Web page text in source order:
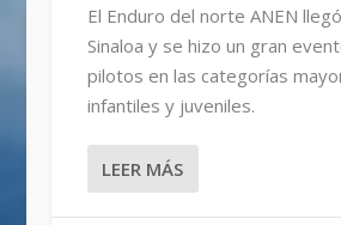
El Enduro del norte ANEN
Sinaloa y se hizo un gran
pilotos en las categorías
infantiles y juveniles.
LEER MÁS